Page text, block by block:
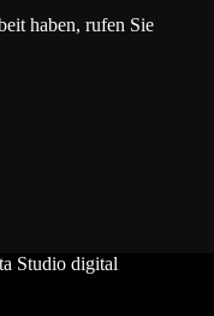
haben, rufen Sie
Studio digital